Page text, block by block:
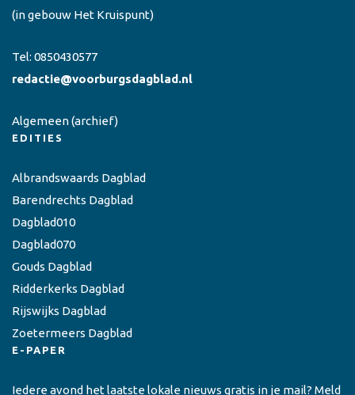
(in gebouw Het Kruispunt)
Tel: 0850430577
redactie@voorburgsdagblad.nl
Algemeen(archief)
EDITIES
Albrandswaards Dagblad
Barendrechts Dagblad
Dagblad010
Dagblad070
Gouds Dagblad
Ridderkerks Dagblad
Rijswijks Dagblad
Zoetermeers Dagblad
E-PAPER
Iedere avond het laatste lokale nieuws gratis in je mail? Meld